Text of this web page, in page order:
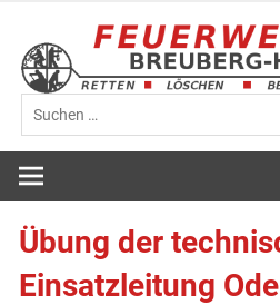
springen
Übung der
Einsatzleitung